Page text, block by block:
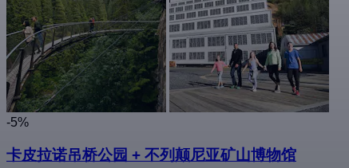
-5%
卡皮拉诺吊桥公园 + 不列颠尼亚矿山博物馆